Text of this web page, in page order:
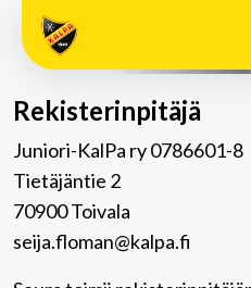
Rekisterinpitäjä
Juniori-KalPa ry 0786601-8
Tietäjäntie 2
70900 Toivala
seija.floman@kalpa.fi